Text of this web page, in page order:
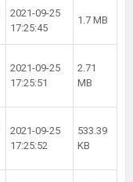
2021-09-25
17:25:45
1.7 MB
2021-09-25
17:25:51
2.71
MB
2021-09-25
17:25:52
533.39
KB